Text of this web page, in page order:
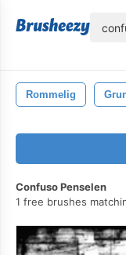
Rommelig
Confuso Penselen
1 free brushes